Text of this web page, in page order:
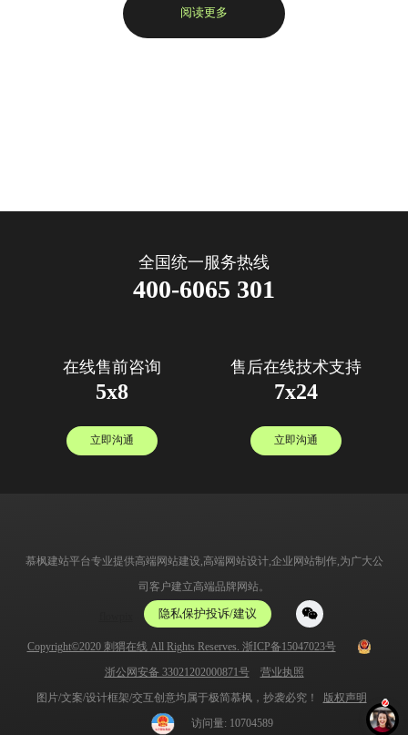
阅读更多
全国统一服务热线
400-6065 301
在线售前咨询
5x8
立即沟通
售后在线技术支持
7x24
立即沟通
慕枫建站平台专业提供高端网站建设,高端网站设计,企业网站制作,为广大公
司客户建立高端品牌网站。
隐私保护投诉/建议
Copyright©2020 刺猬在线 All Rights Reserves. 浙ICP备15047023号
浙公网安备 33021202000871号
营业执照
图片/文案/设计框架/交互创意均属于极简慕枫，抄袭必究！
版权声明
访问量: 10704589